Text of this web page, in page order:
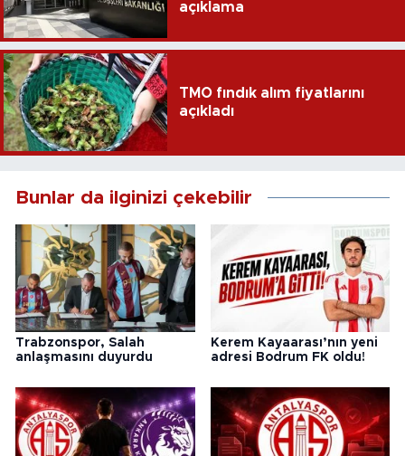
açıklama
TMO fındık alım fiyatlarını
açıkladı
Bunlar da ilginizi çekebilir
Trabzonspor, Salah
anlaşmasını duyurdu
Kerem Kayaarası’nın yeni
adresi Bodrum FK oldu!